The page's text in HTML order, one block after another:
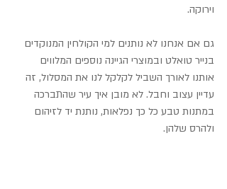
וירוקה.
גם אם אנחנו לא נותנים למי הקולחין המנוקדים
בנייר טואלט ובמוצרי הגיינה נוספים המלווים
אותנו לאורך השביל לקלקל לנו את המסלול, זה
עדיין עצוב וחבל. לא מובן איך עיר שהתברכה
במתנות טבע כל כך נפלאות, נותנת יד לזיהום
ולהרס שלהן.